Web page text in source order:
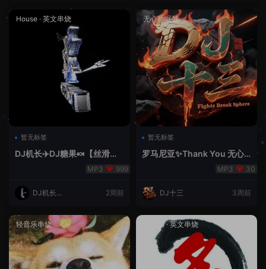
House · 英文串烧
暂无标签
DJ机长✈️DJ糖果🍬【丝滑之
夜5】House摇摆节奏✈️纯净999
DJ机长云
2周前
无心睡眠鼓
暂无标签
罗马尼亚✨Thank You 无心
30
DJ十三 3周前
轻音乐串烧 House·英文串烧